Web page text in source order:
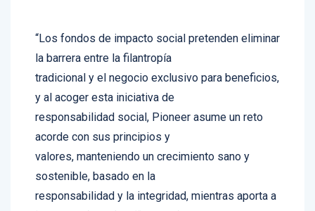
“Los fondos de impacto social pretenden eliminar
la barrera entre la filantropía
tradicional y el negocio exclusivo para beneficios,
y al acoger esta iniciativa de
responsabilidad social, Pioneer asume un reto
acorde con sus principios y
valores, manteniendo un crecimiento sano y
sostenible, basado en la
responsabilidad y la integridad, mientras aporta a